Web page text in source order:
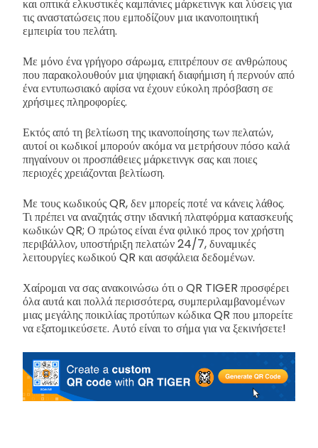
και οπτικά ελκυστικές καμπάνιες μάρκετινγκ και λύσεις για
τις αναστατώσεις που εμποδίζουν μια ικανοποιητική
εμπειρία του πελάτη.
Με μόνο ένα γρήγορο σάρωμα, επιτρέπουν σε ανθρώπους
που παρακολουθούν μια ψηφιακή διαφήμιση ή περνούν από
ένα εντυπωσιακό αφίσα να έχουν εύκολη πρόσβαση σε
χρήσιμες πληροφορίες.
Εκτός από τη βελτίωση της ικανοποίησης των πελατών,
αυτοί οι κωδικοί μπορούν ακόμα να μετρήσουν πόσο καλά
πηγαίνουν οι προσπάθειες μάρκετινγκ σας και ποιες
περιοχές χρειάζονται βελτίωση.
Με τους κωδικούς QR, δεν μπορείς ποτέ να κάνεις λάθος.
Τι πρέπει να αναζητάς στην ιδανική πλατφόρμα κατασκευής
κωδικών QR; Ο πρώτος είναι ένα φιλικό προς τον χρήστη
περιβάλλον, υποστήριξη πελατών 24/7, δυναμικές
λειτουργίες κωδικού QR και ασφάλεια δεδομένων.
Χαίρομαι να σας ανακοινώσω ότι ο QR TIGER προσφέρει
όλα αυτά και πολλά περισσότερα, συμπεριλαμβανομένων
μιας μεγάλης ποικιλίας προτύπων κώδικα QR που μπορείτε
να εξατομικεύσετε. Αυτό είναι το σήμα για να ξεκινήσετε!